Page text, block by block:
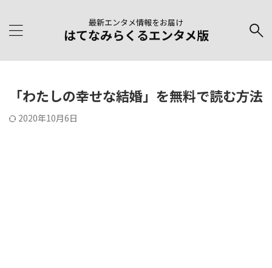
最新エンタメ情報をお届け
はてなみらくるエンタメ版
「わたしの幸せな結婚」を無料で読む方法
2020年10月6日